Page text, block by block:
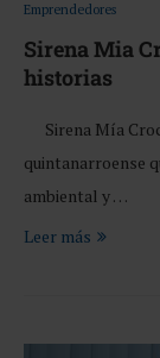
Emprendedores
Sirena Mia
historias
Sirena Mía
quintanarroense
ambiental y …
Leer más